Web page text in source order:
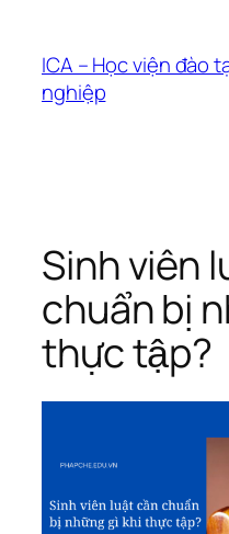
phầnICA – Học viện đào
nghiệp
Sinh viên
chuẩn bị
thực tập?